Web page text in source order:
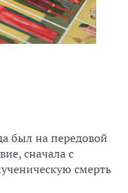
ОБРАТНЫЙ
был на передовой
сначала с
смерть